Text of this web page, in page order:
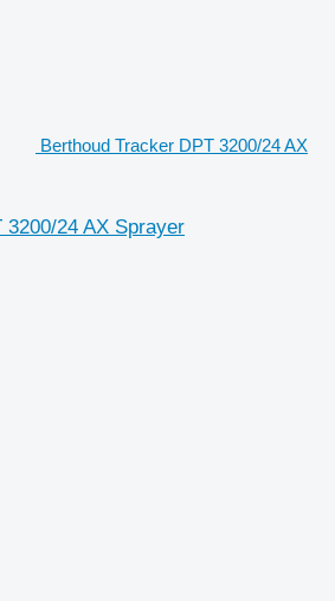
Berthoud Tracker DPT 3200/24 AX
3200/24 AX Sprayer